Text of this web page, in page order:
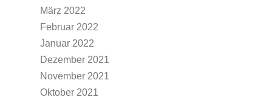
März 2022
Februar 2022
Januar 2022
Dezember 2021
November 2021
Oktober 2021